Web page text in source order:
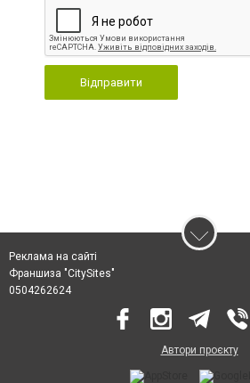
Відправити
Реклама на сайті
Франшиза "CitySites"
0504262624
Автори проєкту